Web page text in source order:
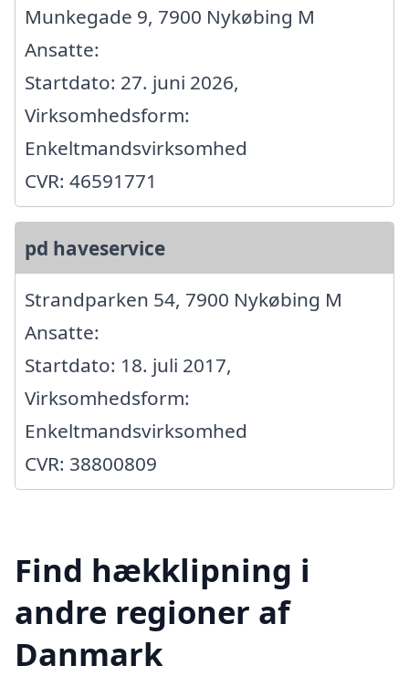
Munkegade 9, 7900 Nykøbing M
Ansatte:
Startdato: 27. juni 2026,
Virksomhedsform:
Enkeltmandsvirksomhed
CVR: 46591771
pd haveservice
Strandparken 54, 7900 Nykøbing M
Ansatte:
Startdato: 18. juli 2017,
Virksomhedsform:
Enkeltmandsvirksomhed
CVR: 38800809
Find hækklipning i
andre regioner af
Danmark